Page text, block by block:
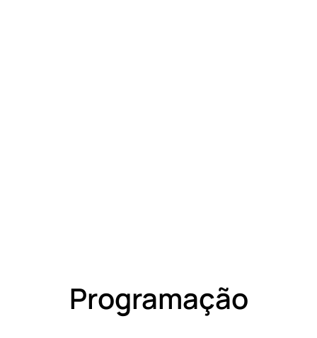
Programação